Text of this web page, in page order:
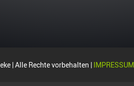
| Alle Rechte vorbehalten | IMPRESSUM